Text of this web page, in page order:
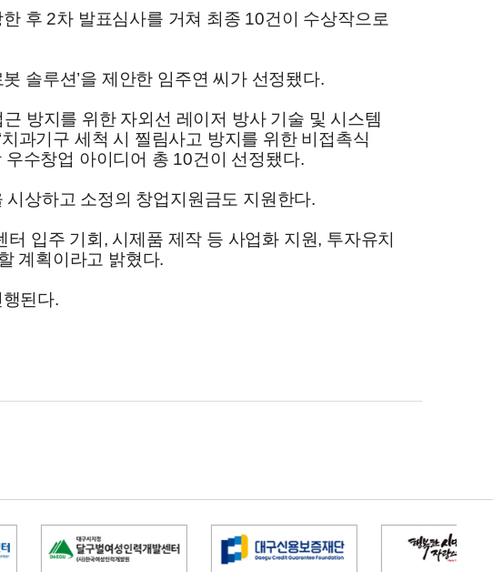
후 2차 발표심사를 거쳐 최종 10건이 수상작으로
솔루션’을 제안한 임주연 씨가 선정됐다.
방지를 위한 자외선 레이저 방사 기술 및 시스템
과기구 세척 시 찔림사고 방지를 위한 비접촉식
수창업 아이디어 총 10건이 선정됐다.
시상하고 소정의 창업지원금도 지원한다.
입주 기회, 시제품 제작 등 사업화 지원, 투자유치
계획이라고 밝혔다.
된다.